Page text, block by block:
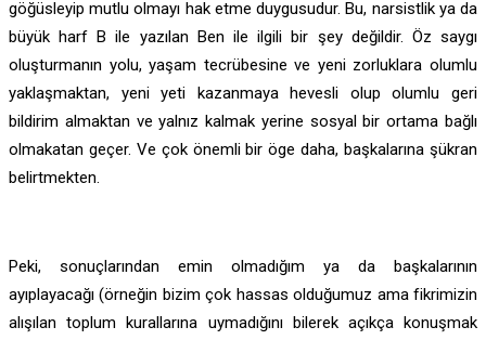
göğüsleyip mutlu olmayı hak etme duygusudur. Bu, narsistlik ya da
büyük harf B ile yazılan Ben ile ilgili bir şey değildir. Öz saygı
oluşturmanın yolu, yaşam tecrübesine ve yeni zorluklara olumlu
yaklaşmaktan, yeni yeti kazanmaya hevesli olup olumlu geri
bildirim almaktan ve yalnız kalmak yerine sosyal bir ortama bağlı
olmakatan geçer. Ve çok önemli bir öge daha, başkalarına şükran
belirtmekten.
Peki, sonuçlarından emin olmadığım ya da başkalarının
ayıplayacağı (örneğin bizim çok hassas olduğumuz ama fikrimizin
alışılan toplum kurallarına uymadığını bilerek açıkça konuşmak